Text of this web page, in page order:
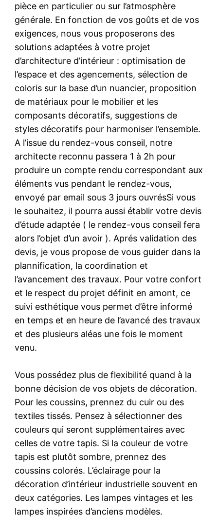
pièce en particulier ou sur l’atmosphère
générale. En fonction de vos goûts et de vos
exigences, nous vous proposerons des
solutions adaptées à votre projet
d’architecture d’intérieur : optimisation de
l’espace et des agencements, sélection de
coloris sur la base d’un nuancier, proposition
de matériaux pour le mobilier et les
composants décoratifs, suggestions de
styles décoratifs pour harmoniser l’ensemble.
A l’issue du rendez-vous conseil, notre
architecte reconnu passera 1 à 2h pour
produire un compte rendu correspondant aux
éléments vus pendant le rendez-vous,
envoyé par email sous 3 jours ouvrésSi vous
le souhaitez, il pourra aussi établir votre devis
d’étude adaptée ( le rendez-vous conseil fera
alors l’objet d’un avoir ). Aprés validation des
devis, je vous propose de vous guider dans la
plannification, la coordination et
l’avancement des travaux. Pour votre confort
et le respect du projet définit en amont, ce
suivi esthétique vous permet d’être informé
en temps et en heure de l’avancé des travaux
et des plusieurs aléas une fois le moment
venu.
Vous possédez plus de flexibilité quand à la
bonne décision de vos objets de décoration.
Pour les coussins, prennez du cuir ou des
textiles tissés. Pensez à sélectionner des
couleurs qui seront supplémentaires avec
celles de votre tapis. Si la couleur de votre
tapis est plutôt sombre, prennez des
coussins colorés. L’éclairage pour la
décoration d’intérieur industrielle souvent en
deux catégories. Les lampes vintages et les
lampes inspirées d’anciens modèles.